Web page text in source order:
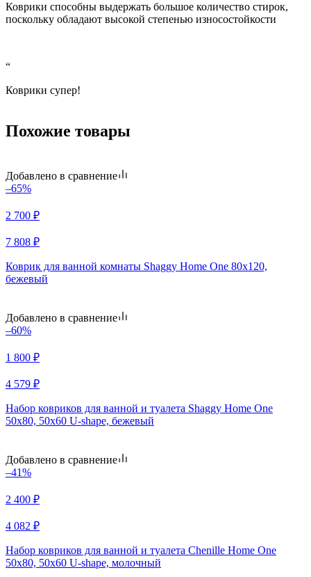
Коврики способны выдержать большое количество стирок,
поскольку обладают высокой степенью износостойкости
“
Коврики супер!
Похожие товары
Добавлено в сравнение
–65%
2 700 ₽
7 808 ₽
Коврик для ванной комнаты Shaggy Home One 80х120,
бежевый
Добавлено в сравнение
–60%
1 800 ₽
4 579 ₽
Набор ковриков для ванной и туалета Shaggy Home One
50х80, 50х60 U-shape, бежевый
Добавлено в сравнение
–41%
2 400 ₽
4 082 ₽
Набор ковриков для ванной и туалета Chenille Home One
50х80, 50х60 U-shape, молочный